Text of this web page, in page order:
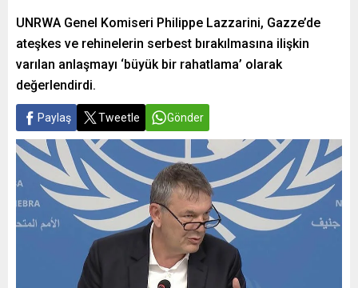
UNRWA Genel Komiseri Philippe Lazzarini, Gazze’de
ateşkes ve rehinelerin serbest bırakılmasına ilişkin
varılan anlaşmayı ‘büyük bir rahatlama’ olarak
değerlendirdi.
Paylaş Tweetle Gönder